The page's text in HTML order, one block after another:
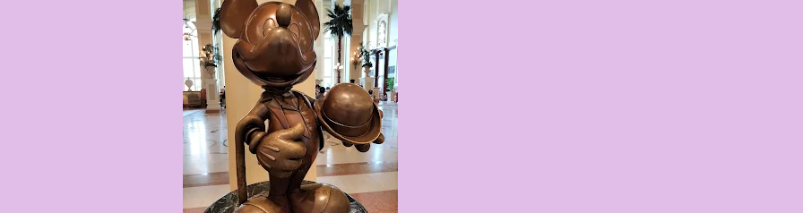
の隣に座れるエリア）など、写真映え間違いなしの空間が
広がります。 🛌 2. 個性あふれる「9つの客室（テーマルー
ム）」 イベントの目玉となるのが、サンリオの人気キャラ
クターたちがそれぞれの“好き”や理想を詰め込んでデザイ
ンした客室のエリアです。 ハローキティ...